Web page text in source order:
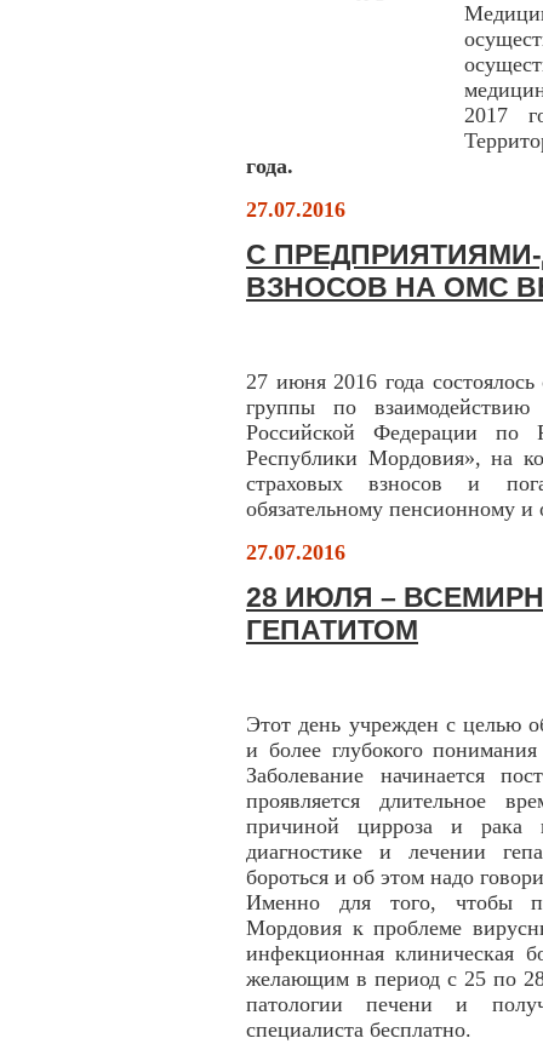
2017
года.
27.07.2016
С
ВЗНОСОВ НА ОМС
27 июня 2016 года состоялось
группы по
Российской Федерации
Республики Мордовия», на
страховых взносов и
обязательному пенсионному
27.07.2016
28 ИЮЛЯ –
ГЕПАТИТОМ
Этот день учрежден с целью
и более глубокого
Заболевание начинается
проявляется длительное
причиной цирроза и рака
диагностике и лечении
бороться и об этом надо
Именно для того, чтобы
Мордовия к проблеме
инфекционная клиническая
желающим в период с 25 по
патологии печени и
специалиста бесплатно.